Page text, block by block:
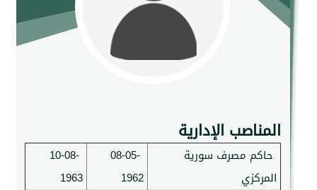
الإدارية
مصرف سورية
08-05-
10-08-
1963